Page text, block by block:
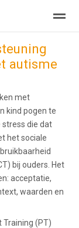
Pagina's
autisme
met
kind pogen te
stress die dat
het sociale
bij ouders. Het
acceptatie,
waarden en
Training (PT)